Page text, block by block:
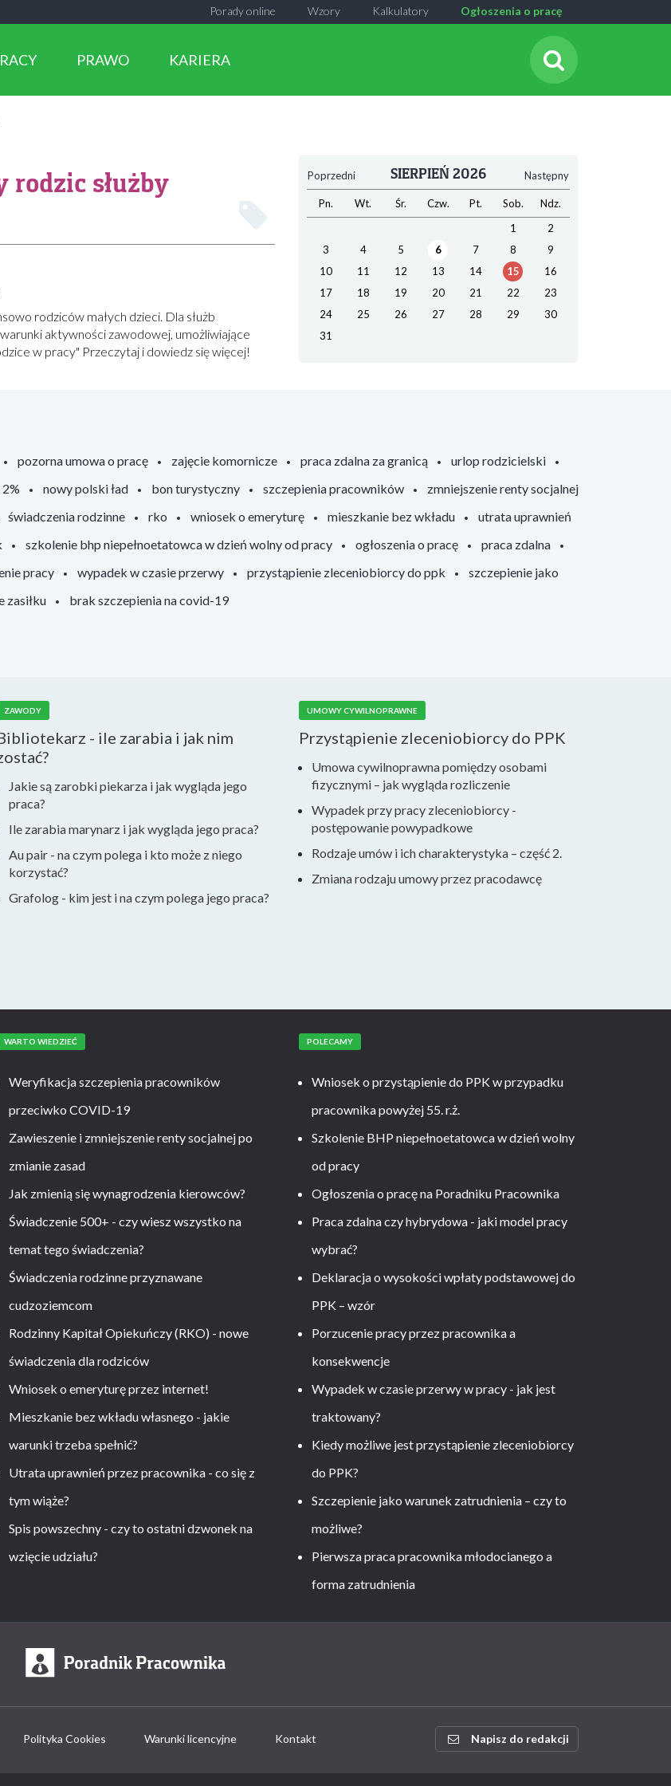
Ogłoszenia o pracę
Kalkulatory
Wzory
Porady online
PRAWO KARIERA
rodzic służby
rodziców małych dzieci. Dla służb
aktywności zawodowej, umożliwiające
w pracy" Przeczytaj i dowiedz się więcej!
Poprzedni Następny
SIERPIEŃ 2026
Pn. Wt. Śr. Czw. Pt. Sob.
Ndz.
1
2
3
4 5 6 7 8
9
10
11 12 13 14 15
16
17
18 19 20 21 22
23
24
25 26 27 28 29
30
31
pozorna umowa o pracę zajęcie komornicze praca zdalna za granicą
urlop rodzicielski
nowy polski ład bon turystyczny szczepienia pracowników
zmniejszenie renty socjalnej
świadczenia rodzinne rko wniosek o emeryturę mieszkanie bez wkładu
utrata uprawnień
szkolenie bhp niepełnoetatowca w dzień wolny od pracy ogłoszenia o pracę
praca zdalna
pracy wypadek w czasie przerwy przystąpienie zleceniobiorcy do ppk
szczepienie jako
zasiłku brak szczepienia na covid-19
ZAWODY
- ile zarabia i jak nim
Jakie są zarobki piekarza i jak wygląda jego
praca?
Ile zarabia marynarz i jak wygląda jego praca?
Au pair - na czym polega i kto może z niego
korzystać?
Grafolog - kim jest i na czym polega jego praca?
UMOWY CYWILNOPRAWNE
Przystąpienie zleceniobiorcy do PPK
Umowa cywilnoprawna pomiędzy osobami
fizycznymi – jak wygląda rozliczenie
Wypadek przy pracy zleceniobiorcy -
postępowanie powypadkowe
Rodzaje umów i ich charakterystyka – część 2.
Zmiana rodzaju umowy przez pracodawcę
WARTO WIEDZIEĆ
Weryfikacja szczepienia pracowników
przeciwko COVID-19
Zawieszenie i zmniejszenie renty socjalnej po
zmianie zasad
Jak zmienią się wynagrodzenia kierowców?
Świadczenie 500+ - czy wiesz wszystko na
temat tego świadczenia?
Świadczenia rodzinne przyznawane
cudzoziemcom
Rodzinny Kapitał Opiekuńczy (RKO) - nowe
świadczenia dla rodziców
Wniosek o emeryturę przez internet!
Mieszkanie bez wkładu własnego - jakie
warunki trzeba spełnić?
Utrata uprawnień przez pracownika - co się z
tym wiąże?
Spis powszechny - czy to ostatni dzwonek na
wzięcie udziału?
POLECAMY
Wniosek o przystąpienie do PPK w przypadku
pracownika powyżej 55. r.ż.
Szkolenie BHP niepełnoetatowca w dzień wolny
od pracy
Ogłoszenia o pracę na Poradniku Pracownika
Praca zdalna czy hybrydowa - jaki model pracy
wybrać?
Deklaracja o wysokości wpłaty podstawowej do
PPK – wzór
Porzucenie pracy przez pracownika a
konsekwencje
Wypadek w czasie przerwy w pracy - jak jest
traktowany?
Kiedy możliwe jest przystąpienie zleceniobiorcy
do PPK?
Szczepienie jako warunek zatrudnienia – czy to
możliwe?
Pierwsza praca pracownika młodocianego a
forma zatrudnienia
Polityka Cookies Warunki licencyjne Kontakt Napisz do redakcji